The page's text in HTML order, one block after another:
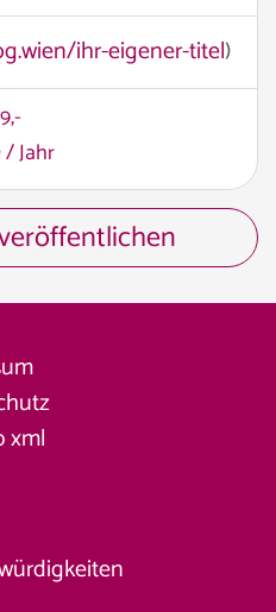
ihr-eigener-titel)
Jahr
xml